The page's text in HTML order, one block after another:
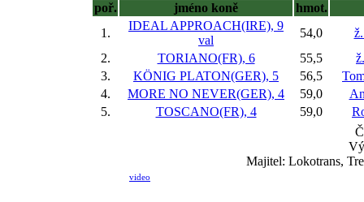
poř. jméno koně
hmot.
1.
IDEAL APPROACH(IRE), 9
val
54,0
2.
TORIANO(FR), 6 55,5
3.
KÖNIG PLATON(GER), 5 56,5
4.
MORE NO NEVER(GER), 4 59,0
5.
TOSCANO(FR), 4 59,0
Majitel: Lokotrans,
video